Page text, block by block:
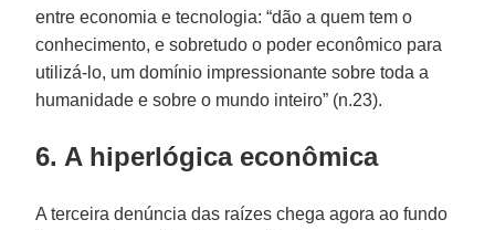
entre economia e tecnologia: “dão a quem tem o
conhecimento, e sobretudo o poder econômico para
utilizá-lo, um domínio impressionante sobre toda a
humanidade e sobre o mundo inteiro” (n.23).
6. A hiperlógica econômica
A terceira denúncia das raízes chega agora ao fundo